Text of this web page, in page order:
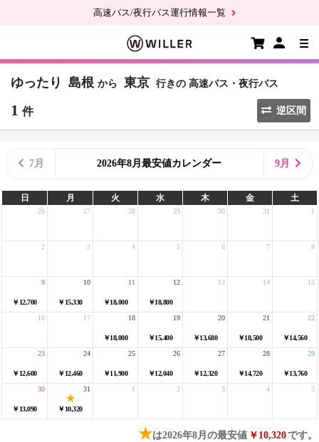
高速バス/夜行バス運行情報一覧
ゆったり 島根 から 東京 行きの 高速バス・夜行バス
1 件 逆区間
7月 2026年8月最安値カレンダー 9月
日 月 火 水 木 金 土
26 27 28 29 30 31 1
2 3 4 5 6 7 8
￥12,700
9
￥15,330
10
￥18,000
11
￥18,800
12 13 14 15
16 17
￥18,000
18
￥15,400
19
￥13,680
20
￥18,500
21
￥14,560
22
￥12,600
23
￥12,460
24
￥11,900
25
￥12,040
26
￥12,320
27
￥14,720
28
￥13,760
29
￥13,090
30
￥10,320
31 1 2 3 4 5
★は2026年8月の最安値 ￥10,320です。